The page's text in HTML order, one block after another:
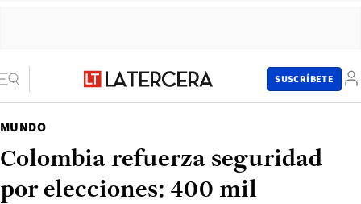
SUSCRÍBETE
MUNDO
Colombia refuerza seguridad
por elecciones: 400 mil